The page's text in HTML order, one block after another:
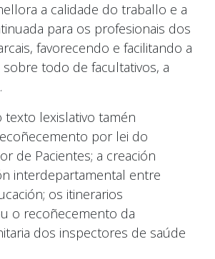
a calidade do traballo e a
para os profesionais dos
favorecendo e facilitando a
todo de facultativos, a
lexislativo tamén
por lei do
de Pacientes; a creación
interdepartamental entre
os itinerarios
o recoñecemento da
dos inspectores de saúde